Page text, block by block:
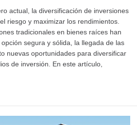
actual, la diversificación de inversiones
riesgo y maximizar los rendimientos.
tradicionales en bienes raíces han
segura y sólida, la llegada de las
nuevas oportunidades para diversificar
de inversión. En este artículo,